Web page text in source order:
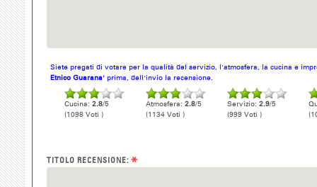
Siete pregati di votare per la qualità del servizio, l'atmosfera, la cucina e
Etnico Guarana' prima, dell'invio la recensione.
Cucina: 2.8/5
(1098 Voti )
Atmosfera: 2.8/5
(1134 Voti )
Servizio: 2.9/5
(999 Voti )
TITOLO RECENSIONE: *